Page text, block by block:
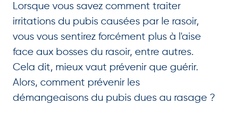
Lorsque vous savez comment traiter
irritations du pubis causées par le rasoir,
vous vous sentirez forcément plus à l'aise
face aux bosses du rasoir, entre autres.
Cela dit, mieux vaut prévenir que guérir.
Alors, comment prévenir les
démangeaisons du pubis dues au rasage ?